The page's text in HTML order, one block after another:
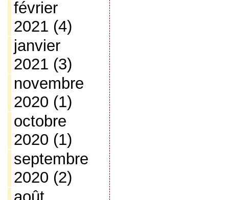
février
2021 (4)
janvier
2021 (3)
novembre
2020 (1)
octobre
2020 (1)
septembre
2020 (2)